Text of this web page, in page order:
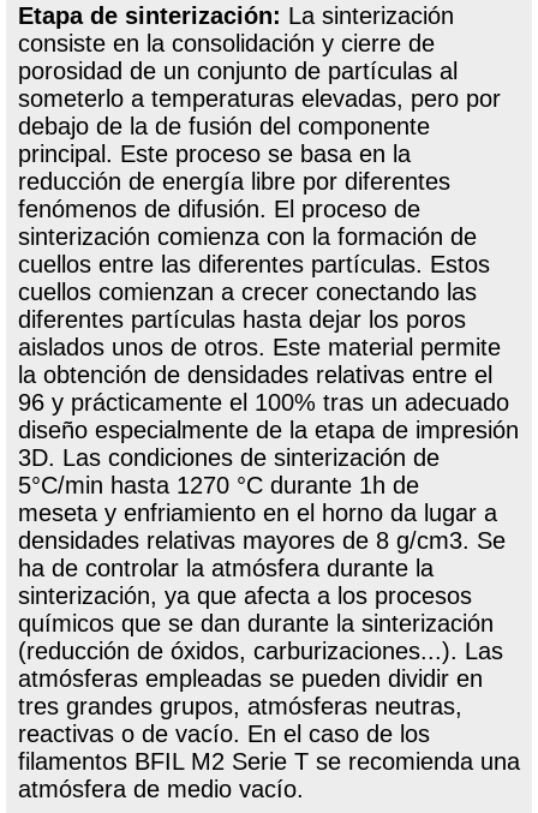
Etapa de sinterización: La sinterización
consiste en la consolidación y cierre de
porosidad de un conjunto de partículas al
someterlo a temperaturas elevadas, pero por
debajo de la de fusión del componente
principal. Este proceso se basa en la
reducción de energía libre por diferentes
fenómenos de difusión. El proceso de
sinterización comienza con la formación de
cuellos entre las diferentes partículas. Estos
cuellos comienzan a crecer conectando las
diferentes partículas hasta dejar los poros
aislados unos de otros. Este material permite
la obtención de densidades relativas entre el
96 y prácticamente el 100% tras un adecuado
diseño especialmente de la etapa de impresión
3D. Las condiciones de sinterización de
5°C/min hasta 1270 °C durante 1h de
meseta y enfriamiento en el horno da lugar a
densidades relativas mayores de 8 g/cm3. Se
ha de controlar la atmósfera durante la
sinterización, ya que afecta a los procesos
químicos que se dan durante la sinterización
(reducción de óxidos, carburizaciones...). Las
atmósferas empleadas se pueden dividir en
tres grandes grupos, atmósferas neutras,
reactivas o de vacío. En el caso de los
filamentos BFIL M2 Serie T se recomienda una
atmósfera de medio vacío.